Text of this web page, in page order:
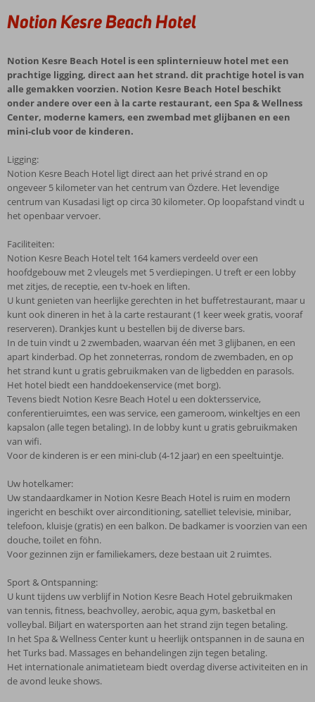
Notion Kesre Beach Hotel
Notion Kesre Beach Hotel is een splinternieuw hotel met een
prachtige ligging, direct aan het strand. dit prachtige hotel is van
alle gemakken voorzien. Notion Kesre Beach Hotel beschikt
onder andere over een à la carte restaurant, een Spa & Wellness
Center, moderne kamers, een zwembad met glijbanen en een
mini-club voor de kinderen.
Ligging:
Notion Kesre Beach Hotel ligt direct aan het privé strand en op
ongeveer 5 kilometer van het centrum van Özdere. Het levendige
centrum van Kusadasi ligt op circa 30 kilometer. Op loopafstand vindt u
het openbaar vervoer.
Faciliteiten:
Notion Kesre Beach Hotel telt 164 kamers verdeeld over een
hoofdgebouw met 2 vleugels met 5 verdiepingen. U treft er een lobby
met zitjes, de receptie, een tv-hoek en liften.
U kunt genieten van heerlijke gerechten in het buffetrestaurant, maar u
kunt ook dineren in het à la carte restaurant (1 keer week gratis, vooraf
reserveren). Drankjes kunt u bestellen bij de diverse bars.
In de tuin vindt u 2 zwembaden, waarvan één met 3 glijbanen, en een
apart kinderbad. Op het zonneterras, rondom de zwembaden, en op
het strand kunt u gratis gebruikmaken van de ligbedden en parasols.
Het hotel biedt een handdoekenservice (met borg).
Tevens biedt Notion Kesre Beach Hotel u een doktersservice,
conferentieruimtes, een was service, een gameroom, winkeltjes en een
kapsalon (alle tegen betaling). In de lobby kunt u gratis gebruikmaken
van wifi.
Voor de kinderen is er een mini-club (4-12 jaar) en een speeltuintje.
Uw hotelkamer:
Uw standaardkamer in Notion Kesre Beach Hotel is ruim en modern
ingericht en beschikt over airconditioning, satelliet televisie, minibar,
telefoon, kluisje (gratis) en een balkon. De badkamer is voorzien van een
douche, toilet en föhn.
Voor gezinnen zijn er familiekamers, deze bestaan uit 2 ruimtes.
Sport & Ontspanning:
U kunt tijdens uw verblijf in Notion Kesre Beach Hotel gebruikmaken
van tennis, fitness, beachvolley, aerobic, aqua gym, basketbal en
volleybal. Biljart en watersporten aan het strand zijn tegen betaling.
In het Spa & Wellness Center kunt u heerlijk ontspannen in de sauna en
het Turks bad. Massages en behandelingen zijn tegen betaling.
Het internationale animatieteam biedt overdag diverse activiteiten en in
de avond leuke shows.